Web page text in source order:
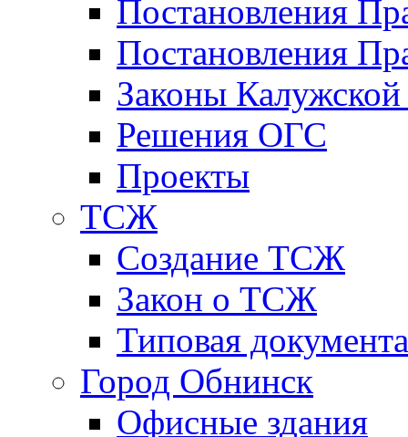
Постановления
Постановления
Законы Калужской
Решения ОГС
Проекты
ТСЖ
Создание ТСЖ
Закон о ТСЖ
Типовая
Город Обнинск
Офисные здания